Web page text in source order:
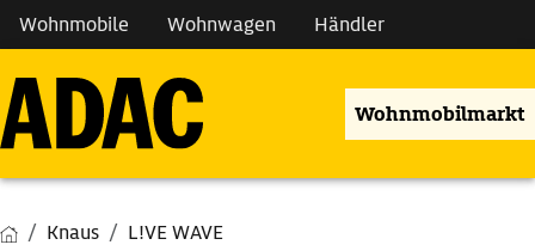
Wohnmobile Wohnwagen Händler
Wohnmobilmarkt
Knaus
L!VE WAVE